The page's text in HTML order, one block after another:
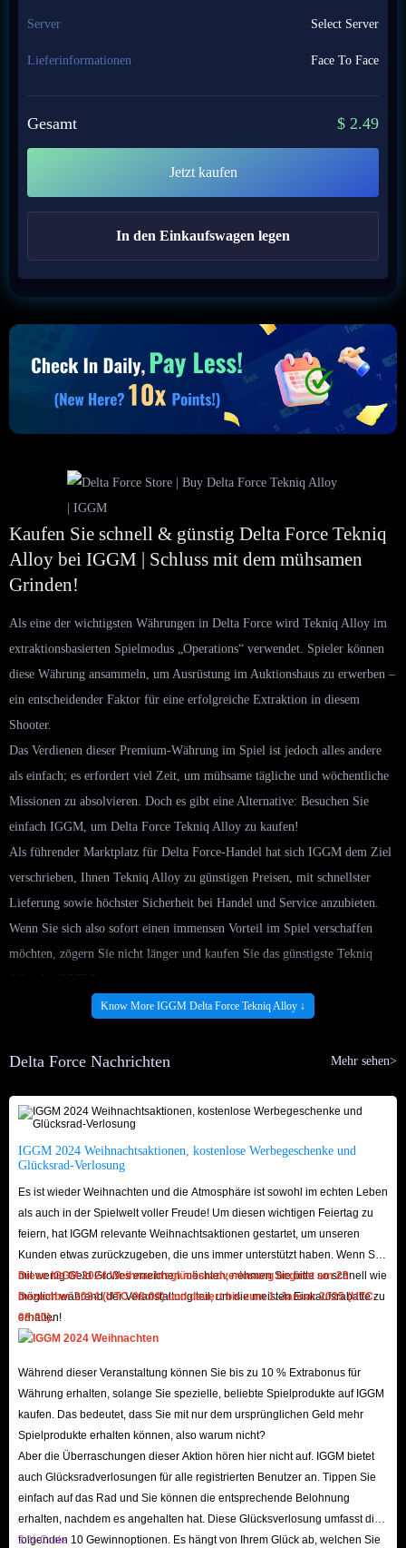
Server Select Server
Lieferinformationen Face To Face
Gesamt $ 2.49
Jetzt kaufen
In den Einkaufswagen legen
Kaufen Sie schnell & günstig Delta Force Tekniq
Alloy bei IGGM | Schluss mit dem mühsamen
Grinden!
Als eine der wichtigsten Währungen in Delta Force wird Tekniq Alloy im
extraktionsbasierten Spielmodus „Operations“ verwendet. Spieler können
diese Währung ansammeln, um Ausrüstung im Auktionshaus zu erwerben –
ein entscheidender Faktor für eine erfolgreiche Extraktion in diesem
Shooter.
Das Verdienen dieser Premium-Währung im Spiel ist jedoch alles andere
als einfach; es erfordert viel Zeit, um mühsame tägliche und wöchentliche
Missionen zu absolvieren. Doch es gibt eine Alternative: Besuchen Sie
einfach IGGM, um Delta Force Tekniq Alloy zu kaufen!
Als führender Marktplatz für Delta Force-Handel hat sich IGGM dem Ziel
verschrieben, Ihnen Tekniq Alloy zu günstigen Preisen, mit schnellster
Lieferung sowie höchster Sicherheit bei Handel und Service anzubieten.
Wenn Sie sich also sofort einen immensen Vorteil im Spiel verschaffen
möchten, zögern Sie nicht länger und kaufen Sie das günstigste Tekniq
Alloy bei IGGM!
Unser professionelles Team beobachtet täglich die aktuellen
an. So stellen wir sicher, dass Sie Tekniq Alloy bei uns stets zum
Sparmöglichkeiten an – darunter VIP-Rabatte von bis zu 5 %,
gelegentliche Aktionscodes zu Feiertagen sowie Gewinnspiele. So sparen
Sie beim Kauf Ihrer Delta Force-Ingame-Währung noch mehr Geld.
uns verlassen. Dank unserer umfangreichen Lagerbestände und eines
professionellen Lieferteams können wir über 90 % aller Bestellungen
innerhalb von nur 15 Minuten ausliefern. Abgesehen von
unvorhergesehenen Umständen – wie etwa Serverausfällen oder einem
Sie damit rechnen, Ihr Delta Force Tekniq Alloy nach der Bezahlung
überzeugt. Unser 24/7-Kundendienst steht Ihnen jederzeit zur Verfügung,
um alle Fragen und Probleme zu lösen, die während Ihres Einkaufs bei
IGGM auftreten könnten. Ganz gleich, ob Sie unsicher sind, wie der Kauf
von Delta Force Tekniq Alloy abläuft, oder Fragen zum aktuellen
Lieferstatus haben – Sie können uns jederzeit kontaktieren!
Kurz gesagt: IGGM ist die beste Adresse, um Delta Force Tekniq Alloy für
Know More IGGM Delta Force Tekniq Alloy ↓
Delta Force Nachrichten Mehr sehen>
IGGM 2024 Weihnachtsaktionen, kostenlose Werbegeschenke und
Glücksrad-Verlosung
Es ist wieder Weihnachten und die Atmosphäre ist sowohl im echten Leben
als auch in der Spielwelt voller Freude! Um diesen wichtigen Feiertag zu
feiern, hat IGGM relevante Weihnachtsaktionen gestartet, um unseren
Kunden etwas zurückzugeben, die uns immer unterstützt haben. Wenn Sie
mit wenig Geld Großes erreichen möchten, nehmen Sie bitte so schnell wie
möglich während der Veranstaltung teil, um die meisten Einkaufsrabatte zu
erhalten!
Diese IGGM 2024 Weihnachtsglücksradverlosung beginnt am 23.
Dezember 2024 (UTC-08:00) und dauert bis zum 1. Januar 2025 (UTC-
08:00).
Während dieser Veranstaltung können Sie bis zu 10 % Extrabonus für
Währung erhalten, solange Sie spezielle, beliebte Spielprodukte auf IGGM
kaufen. Das bedeutet, dass Sie mit nur dem ursprünglichen Geld mehr
Spielprodukte erhalten können, also warum nicht?
Aber die Überraschungen dieser Aktion hören hier nicht auf. IGGM bietet
auch Glücksradverlosungen für alle registrierten Benutzer an. Tippen Sie
einfach auf das Rad und Sie können die entsprechende Belohnung
erhalten, nachdem es angehalten hat. Diese Glücksverlosung umfasst die
folgenden 10 Gewinnoptionen. Es hängt von Ihrem Glück ab, welchen Sie
3 % Code